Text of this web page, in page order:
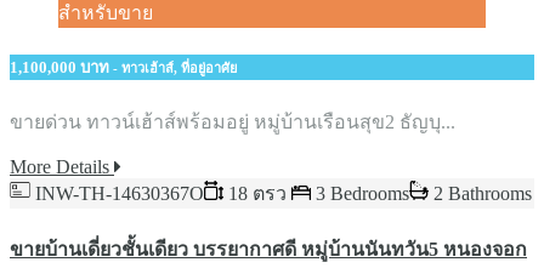
สำหรับขาย
1,100,000 บาท - ทาวเฮ้าส์, ที่อยู่อาศัย
ขายด่วน​ ทาวน์เฮ้าส์พร้อมอยู่​ หมู่บ้านเรือนสุข2​ ธัญบุ...
More Details
INW-TH-14630367O
18 ตรว 3 Bedrooms 2 Bathrooms
ขายบ้านเดี่ยวชั้นเดียว บรรยากาศดี หมู่บ้านนันทวัน5​ หนองจอก